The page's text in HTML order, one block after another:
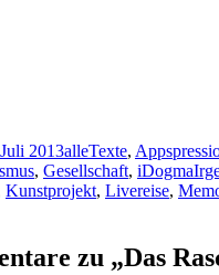
2013Kategorien
alleTexte,
, Gesellschaft, iDogma
Kunstprojekt, Livereise,
zu „Das